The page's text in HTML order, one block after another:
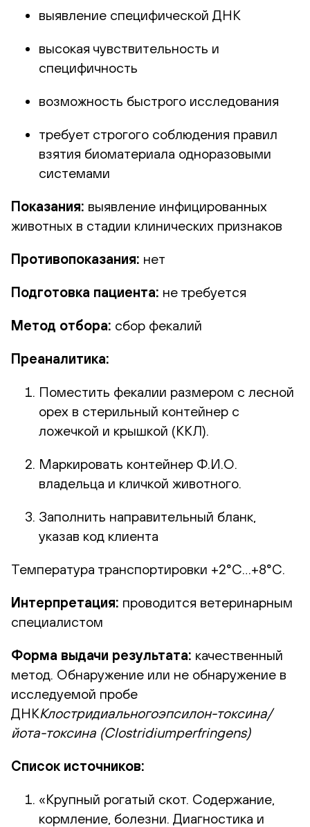
выявление специфической ДНК
высокая чувствительность и
специфичность
возможность быстрого исследования
требует строгого соблюдения правил
взятия биоматериала одноразовыми
системами
Показания: выявление инфицированных
животных в стадии клинических признаков
Противопоказания: нет
Подготовка пациента: не требуется
Метод отбора: сбор фекалий
Преаналитика:
Поместить фекалии размером с лесной
орех в стерильный контейнер с
ложечкой и крышкой (ККЛ).
Маркировать контейнер Ф.И.О.
владельца и кличкой животного.
Заполнить направительный бланк,
указав код клиента
Температура транспортировки +2°С…+8°С.
Интерпретация: проводится ветеринарным
специалистом
Форма выдачи результата: качественный
метод. Обнаружение или не обнаружение в
исследуемой пробе
ДНККлостридиальногоэпсилон-токсина/
йота-токсина (Clostridiumperfringens)
Список источников:
«Крупный рогатый скот. Содержание,
кормление, болезни. Диагностика и